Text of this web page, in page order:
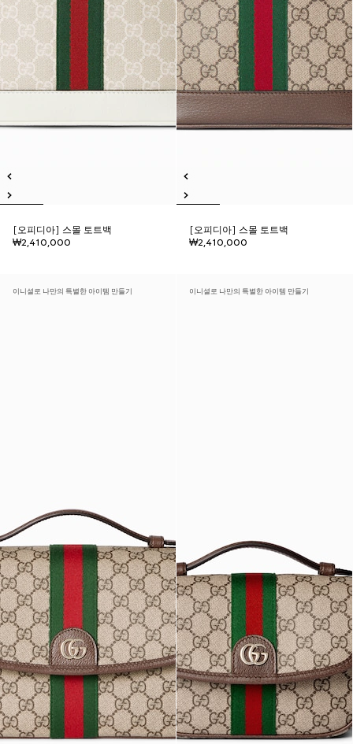
[오피디아] 스몰 토트백
₩2,410,000
[오피디아] 스몰 토트백
₩2,410,000
이니셜로 나만의 특별한 아이템 만들기 이니셜로 나만의 특별한 아이템 만들기